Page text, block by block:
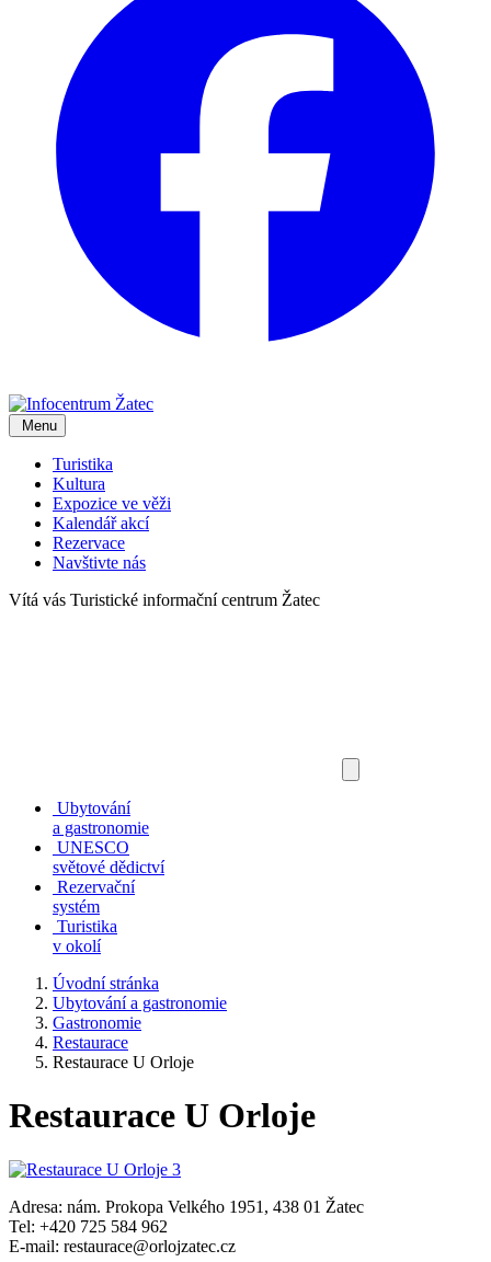
Menu
Turistika
Kultura
Expozice ve věži
Kalendář akcí
Rezervace
Navštivte nás
Vítá vás Turistické informační centrum Žatec
Ubytování
a gastronomie
UNESCO
světové dědictví
Rezervační
systém
Turistika
v okolí
Úvodní stránka
Ubytování a gastronomie
Gastronomie
Restaurace
Restaurace U Orloje
Restaurace U Orloje
Adresa: nám. Prokopa Velkého 1951, 438 01 Žatec
Tel: +420 725 584 962
E-mail: restaurace@orlojzatec.cz